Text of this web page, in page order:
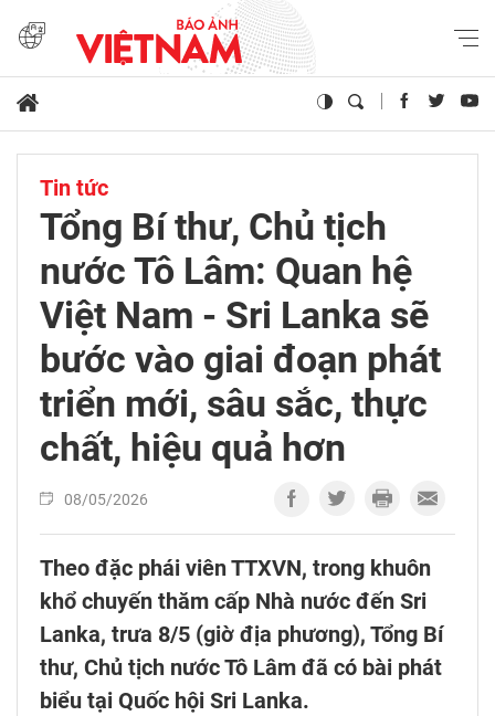
Tin tức
Tổng Bí thư, Chủ tịch
nước Tô Lâm: Quan hệ
Việt Nam - Sri Lanka sẽ
bước vào giai đoạn phát
triển mới, sâu sắc, thực
chất, hiệu quả hơn
08/05/2026
Theo đặc phái viên TTXVN, trong khuôn
khổ chuyến thăm cấp Nhà nước đến Sri
Lanka, trưa 8/5 (giờ địa phương), Tổng Bí
thư, Chủ tịch nước Tô Lâm đã có bài phát
biểu tại Quốc hội Sri Lanka.